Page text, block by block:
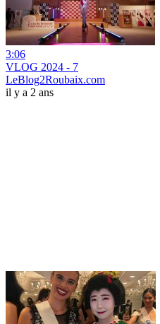
3:06
VLOG 2024 - 7
LeBlog2Roubaix.com
il y a 2 ans